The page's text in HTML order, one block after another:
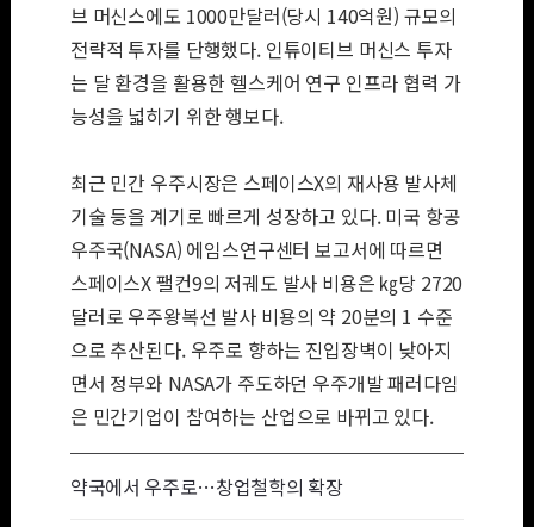
브 머신스에도 1000만달러(당시 140억원) 규모의
전략적 투자를 단행했다. 인튜이티브 머신스 투자
는 달 환경을 활용한 헬스케어 연구 인프라 협력 가
능성을 넓히기 위한 행보다.
최근 민간 우주시장은 스페이스X의 재사용 발사체
기술 등을 계기로 빠르게 성장하고 있다. 미국 항공
우주국(NASA) 에임스연구센터 보고서에 따르면
스페이스X 팰컨9의 저궤도 발사 비용은 ㎏당 2720
달러로 우주왕복선 발사 비용의 약 20분의 1 수준
으로 추산된다. 우주로 향하는 진입장벽이 낮아지
면서 정부와 NASA가 주도하던 우주개발 패러다임
은 민간기업이 참여하는 산업으로 바뀌고 있다.
약국에서 우주로…창업철학의 확장